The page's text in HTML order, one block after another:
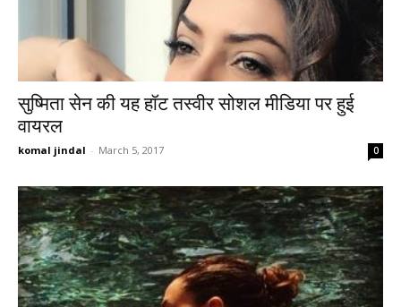
सुष्मिता सेन की यह हॉट तस्वीर सोशल मीडिया पर हुई
वायरल
komal jindal - March 5, 2017 0